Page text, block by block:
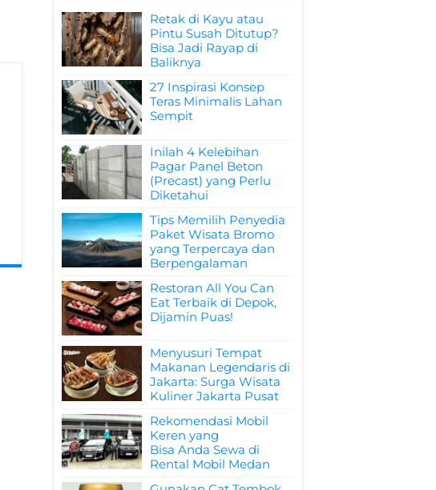
Retak di Kayu atau
Pintu Susah Ditutup?
Bisa Jadi Rayap di
Baliknya
27 Inspirasi Konsep
Teras Minimalis Lahan
Sempit
Inilah 4 Kelebihan
Pagar Panel Beton
(Precast) yang Perlu
Diketahui
Tips Memilih Penyedia
Paket Wisata Bromo
yang Terpercaya dan
Berpengalaman
Restoran All You Can
Eat Terbaik di Depok,
Dijamin Puas!
Menyusuri Tempat
Makanan Legendaris di
Jakarta: Surga Wisata
Kuliner Jakarta Pusat
Rekomendasi Mobil
Keren yang
Bisa Anda Sewa di
Rental Mobil Medan